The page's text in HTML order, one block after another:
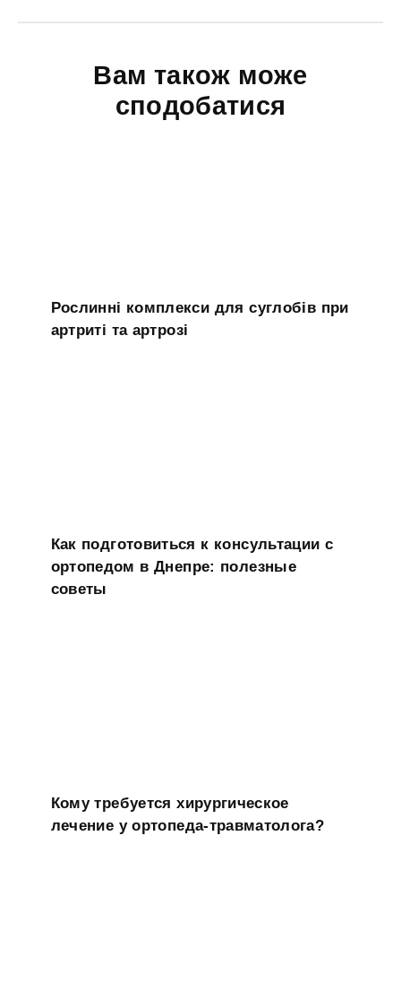
Вам також може
сподобатися
Рослинні комплекси для суглобів при
артриті та артрозі
Как подготовиться к консультации с
ортопедом в Днепре: полезные
советы
Кому требуется хирургическое
лечение у ортопеда-травматолога?